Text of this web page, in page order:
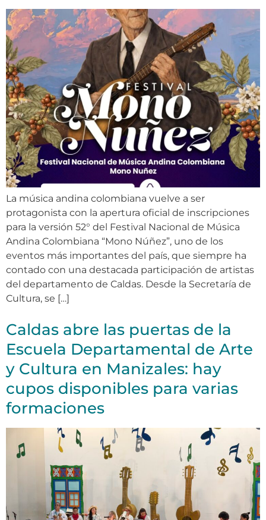
La música andina colombiana vuelve a ser
protagonista con la apertura oficial de inscripciones
para la versión 52° del Festival Nacional de Música
Andina Colombiana “Mono Núñez”, uno de los
eventos más importantes del país, que siempre ha
contado con una destacada participación de artistas
del departamento de Caldas. Desde la Secretaría de
Cultura, se […]
Caldas abre las puertas de la
Escuela Departamental de Arte
y Cultura en Manizales: hay
cupos disponibles para varias
formaciones